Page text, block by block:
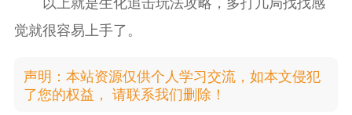
觉就很容易上手了。
声明：本站资源仅供个人学习交流，如本文侵犯
了您的权益， 请联系我们删除！